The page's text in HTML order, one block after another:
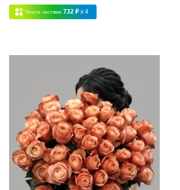
Плати частями 732 ₽ x 4